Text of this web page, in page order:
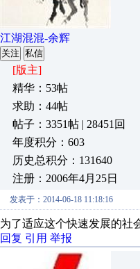
江湖混混-余辉
关注 私信
[版主]
精华：53帖
求助：44帖
帖子：3351帖 | 28451回
年度积分：603
历史总积分：131640
注册：2006年4月25日
发表于：2014-06-18 11:18:16
为了适应这个快速发展的社
回复 引用 举报